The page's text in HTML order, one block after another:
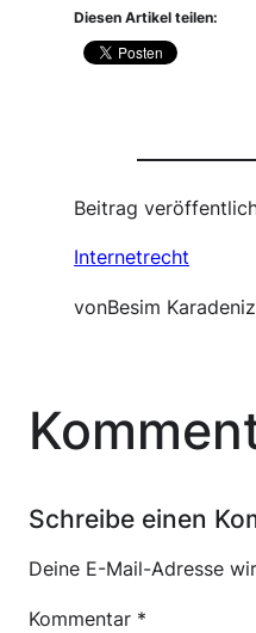
Diesen Artikel teilen:
Beitrag
Internetrecht
vonBesim Karadeniz
Schreibe einen
Deine E-Mail-Adresse
Kommentar *